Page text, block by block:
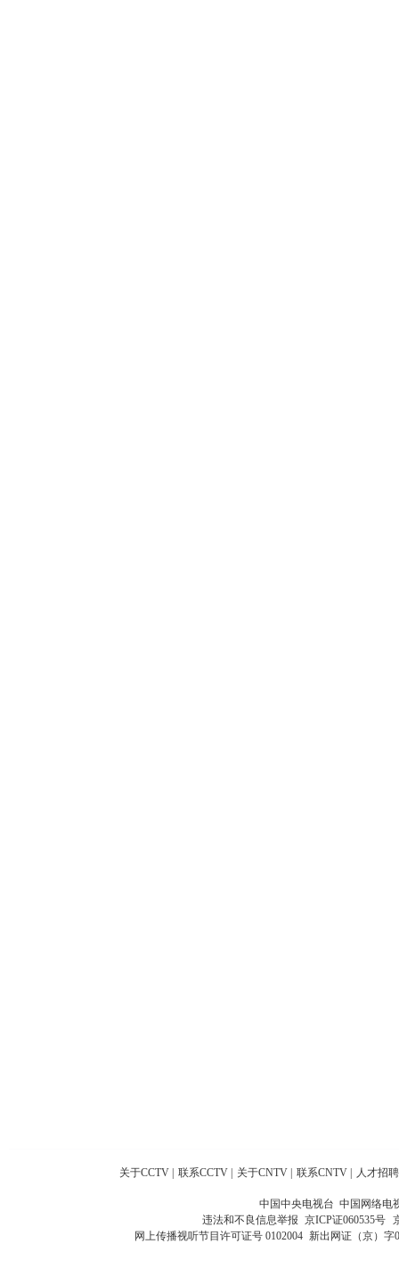
关于CCTV 联系CCTV 关于CNTV 联系CNTV 人才招聘
中国中央电视台 中国网络电
违法和不良信息举报 京ICP证060535号
网上传播视听节目许可证号 0102004 新出网证（京）